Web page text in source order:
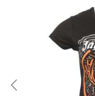
Bildergalerie überspringen